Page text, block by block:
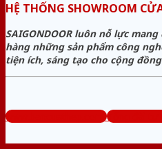
HỆ THỐNG SHOWROOM
SAIGONDOOR luôn nỗ lực
hàng những sản phẩm công
tiện ích, sáng tạo cho cộng
www.bancuathep.com Tổng đài tư